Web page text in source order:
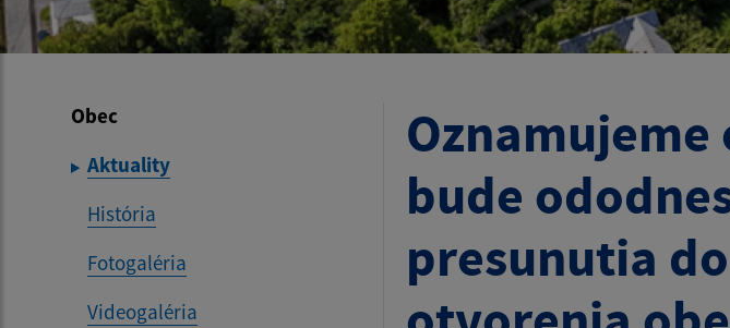
Obec
Aktuality
História
Fotogaléria
Videogaléria
bude
presunutia